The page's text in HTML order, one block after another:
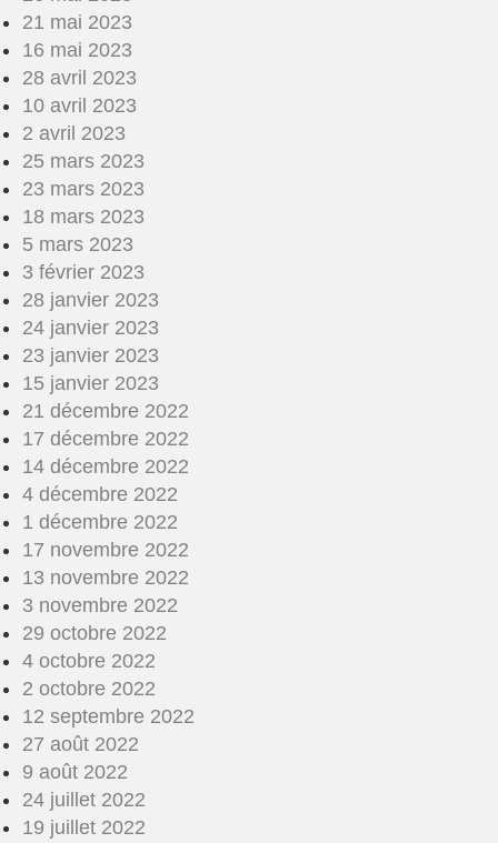
21 mai 2023
16 mai 2023
28 avril 2023
10 avril 2023
2 avril 2023
25 mars 2023
23 mars 2023
18 mars 2023
5 mars 2023
3 février 2023
28 janvier 2023
24 janvier 2023
23 janvier 2023
15 janvier 2023
21 décembre 2022
17 décembre 2022
14 décembre 2022
4 décembre 2022
1 décembre 2022
17 novembre 2022
13 novembre 2022
3 novembre 2022
29 octobre 2022
4 octobre 2022
2 octobre 2022
12 septembre 2022
27 août 2022
9 août 2022
24 juillet 2022
19 juillet 2022